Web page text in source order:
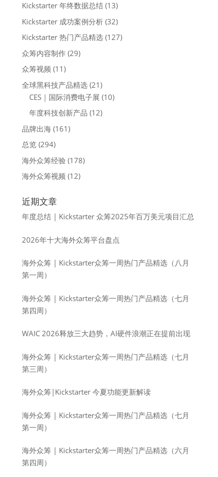
Kickstarter 年终数据总结(13)
Kickstarter 成功案例分析(32)
Kickstarter 热门产品精选(127)
众筹内容制作(29)
众筹视频 (11)
全球黑科技产品精选(21)
CES｜国际消费电子展 (10)
年度科技创新产品 (12)
品牌出海(161)
总览(294)
海外众筹经验 (178)
海外众筹视频 (12)
近期文章
年度总结 | Kickstarter 众筹2025年百万美元项目汇总
2026年十大海外众筹平台盘点
海外众筹 | Kickstarter众筹一周热门产品精选（八月
第一周）
海外众筹 | Kickstarter众筹一周热门产品精选（七月
第四周）
WAIC 2026释放三大趋势，AI硬件浪潮正在提前出现
海外众筹 | Kickstarter众筹一周热门产品精选（七月
第三周）
海外众筹|Kickstarter 今夏功能更新解读
海外众筹 | Kickstarter众筹一周热门产品精选（七月
第一周）
海外众筹 | Kickstarter众筹一周热门产品精选（六月
第四周）